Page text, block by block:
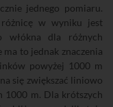
jednego pomiaru.
różnicę w wyniku jest
włókna dla różnych
ma to jednak znaczenia
powyżej 1000 m
się zwiększać liniowo
1000 m. Dla krótszych